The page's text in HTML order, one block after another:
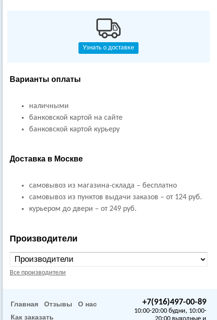
Узнать о доставке
Варианты оплаты
наличными
банковской картой на сайте
банковской картой курьеру
Доставка в Москве
самовывоз из магазина-склада – бесплатно
самовывоз из пунктов выдачи заказов – от 124 руб.
курьером до двери – от 249 руб.
Производители
Все производители
+7(916)497-00-89
10:00-20:00 будни, 10:00-
Главная Отзывы
О нас
Как заказать